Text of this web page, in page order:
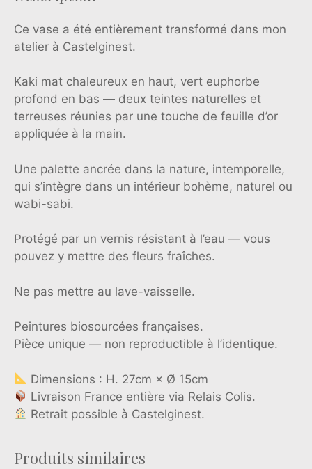
Ce vase a été entièrement transformé dans mon
atelier à Castelginest.
Kaki mat chaleureux en haut, vert euphorbe
profond en bas — deux teintes naturelles et
terreuses réunies par une touche de feuille d’or
appliquée à la main.
Une palette ancrée dans la nature, intemporelle,
qui s’intègre dans un intérieur bohème, naturel ou
wabi-sabi.
Protégé par un vernis résistant à l’eau — vous
pouvez y mettre des fleurs fraîches.
Ne pas mettre au lave-vaisselle.
Peintures biosourcées françaises.
Pièce unique — non reproductible à l’identique.
Dimensions : H. 27cm × Ø 15cm
Livraison France entière via Relais Colis.
Retrait possible à Castelginest.
Produits similaires